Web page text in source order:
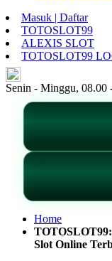
Masuk | Daftar
TOTOSLOT99
ALEXIS SLOT
TOTOSLOT99
Senin - Minggu, 08.00
Home
Slot Online